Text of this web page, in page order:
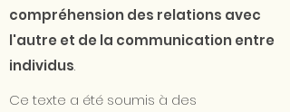
compréhension des relations avec
l'autre et de la communication entre
individus.
Ce texte a été soumis à des